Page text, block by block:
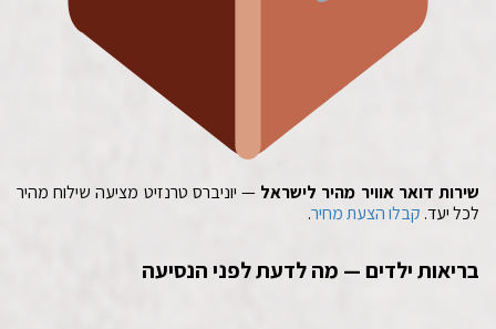
שירות דואר אוויר מהיר לישראל — יוניברס טרנזיט מציעה שילוח מהיר
לכל יעד. קבלו הצעת מחיר.
בריאות ילדים — מה לדעת לפני הנסיעה